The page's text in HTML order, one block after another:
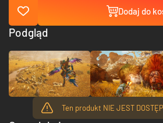
Dodaj do
Ten produkt NIE JEST
Podgląd